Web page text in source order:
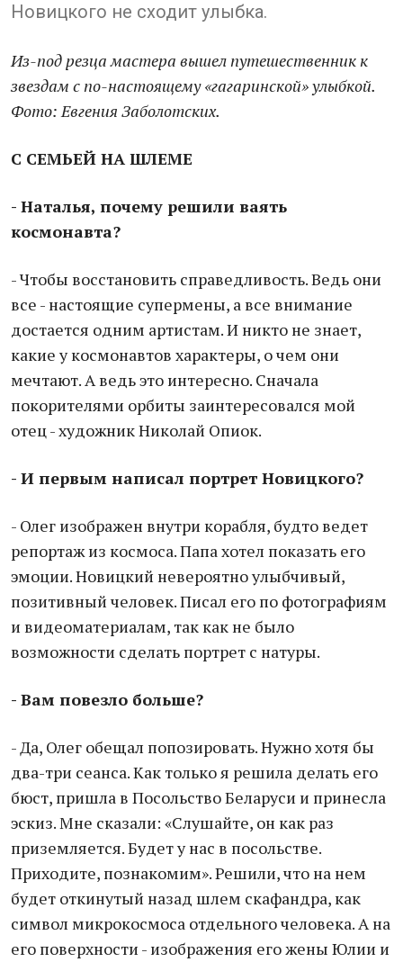
Новицкого не сходит улыбка.
Из-под резца мастера вышел путешественник к
звездам с по-настоящему «гагаринской» улыбкой.
Фото: Евгения Заболотских.
С СЕМЬЕЙ НА ШЛЕМЕ
- Наталья, почему решили ваять
космонавта?
- Чтобы восстановить справедливость. Ведь они
все - настоящие супермены, а все внимание
достается одним артистам. И никто не знает,
какие у космонавтов характеры, о чем они
мечтают. А ведь это интересно. Сначала
покорителями орбиты заинтересовался мой
отец - художник Николай Опиок.
- И первым написал портрет Новицкого?
- Олег изображен внутри корабля, будто ведет
репортаж из космоса. Папа хотел показать его
эмоции. Новицкий невероятно улыбчивый,
позитивный человек. Писал его по фотографиям
и видеоматериалам, так как не было
возможности сделать портрет с натуры.
- Вам повезло больше?
- Да, Олег обещал попозировать. Нужно хотя бы
два-три сеанса. Как только я решила делать его
бюст, пришла в Посольство Беларуси и принесла
эскиз. Мне сказали: «Слушайте, он как раз
приземляется. Будет у нас в посольстве.
Приходите, познакомим». Решили, что на нем
будет откинутый назад шлем скафандра, как
символ микрокосмоса отдельного человека. А на
его поверхности - изображения его жены Юлии и